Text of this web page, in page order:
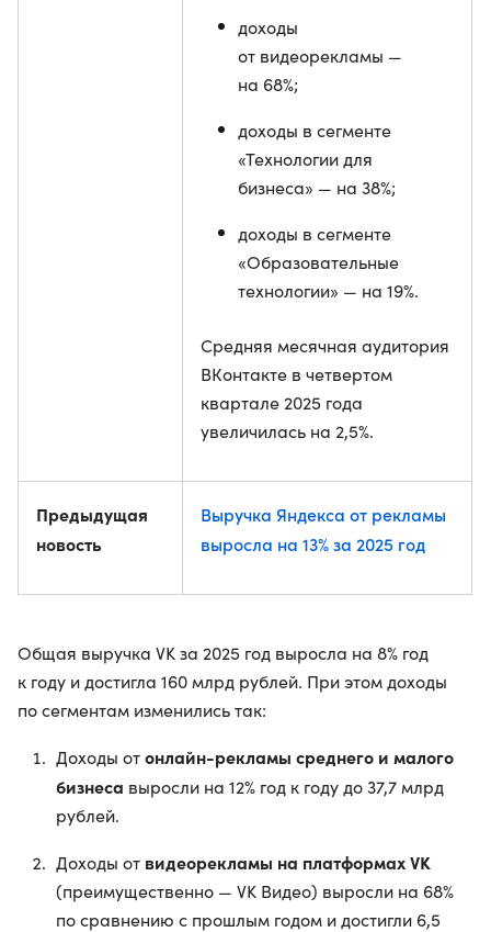
доходы
от видеорекламы —
на 68%;
доходы в сегменте
«Технологии для
бизнеса» — на 38%;
доходы в сегменте
«Образовательные
технологии» — на 19%.
Средняя месячная аудитория
ВКонтакте в четвертом
квартале 2025 года
увеличилась на 2,5%.
Предыдущая
новость
Выручка Яндекса от рекламы
выросла на 13% за 2025 год
Общая выручка VK за 2025 год выросла на 8% год
к году и достигла 160 млрд рублей. При этом доходы
по сегментам изменились так:
Доходы отонлайн-рекламы среднего и малого
бизнеса выросли на 12% год к году до 37,7 млрд
рублей.
Доходы от видеорекламы на платформах VK
(преимущественно — VK Видео) выросли на 68%
по сравнению с прошлым годом и достигли 6,5